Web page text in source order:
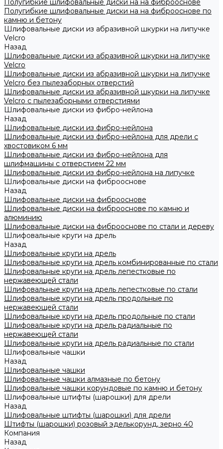
Полугибкие шлифовальные диски на на фиброоснове
Полугибкие шлифовальные диски на на фиброоснове по
камню и бетону
Шлифовальные диски из абразивной шкурки на липучке
Velcro
Назад
Шлифовальные диски из абразивной шкурки на липучке
Velcro
Шлифовальные диски из абразивной шкурки на липучке
Velcro без пылезаборных отверстий
Шлифовальные диски из абразивной шкурки на липучке
Velcro с пылезаборными отверстиями
Шлифовальные диски из фибро-нейлона
Назад
Шлифовальные диски из фибро-нейлона
Шлифовальные диски из фибро-нейлона для дрели с
хвостовиком 6 мм
Шлифовальные диски из фибро-нейлона для
шлифмашины с отверстием 22 мм
Шлифовальные диски из фибро-нейлона на липучке
Шлифовальные диски на фиброоснове
Назад
Шлифовальные диски на фиброоснове
Шлифовальные диски на фиброоснове по камню и
алюминию
Шлифовальные диски на фиброоснове по стали и дереву
Шлифовальные круги на дрель
Назад
Шлифовальные круги на дрель
Шлифовальные круги на дрель комбинированные по стали
Шлифовальные круги на дрель лепестковые по
нержавеющей стали
Шлифовальные круги на дрель лепестковые по стали
Шлифовальные круги на дрель продольные по
нержавеющей стали
Шлифовальные круги на дрель продольные по стали
Шлифовальные круги на дрель радиальные по
нержавеющей стали
Шлифовальные круги на дрель радиальные по стали
Шлифовальные чашки
Назад
Шлифовальные чашки
Шлифовальные чашки алмазные по бетону
Шлифовальные чашки корундовые по камню и бетону
Шлифовальные штифты (шарошки) для дрели
Назад
Шлифовальные штифты (шарошки) для дрели
Штифты (шарошки) розовый эделькорунд, зерно 40
Компания
Назад